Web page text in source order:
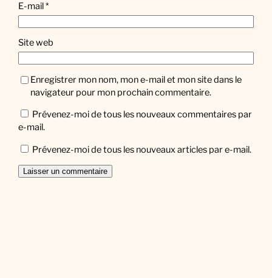
E-mail*
Site web
Enregistrer mon nom, mon e-mail et mon site dans le
navigateur pour mon prochain commentaire.
Prévenez-moi de tous les nouveaux commentaires par
e-mail.
Prévenez-moi de tous les nouveaux articles par e-mail.